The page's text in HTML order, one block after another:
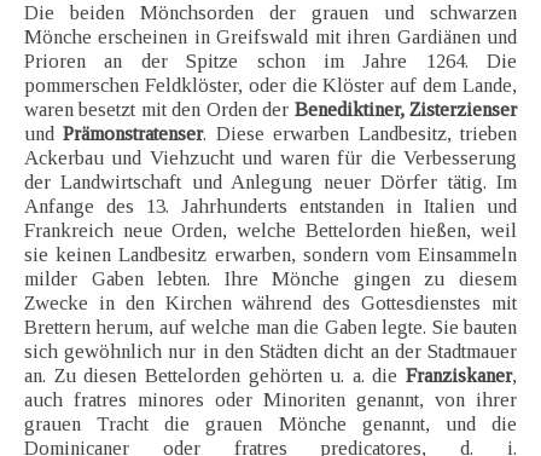
Die beiden Mönchsorden der grauen und schwarzen
Mönche erscheinen in Greifswald mit ihren Gardiänen und
Prioren an der Spitze schon im Jahre 1264. Die
pommerschen Feldklöster, oder die Klöster auf dem Lande,
waren besetzt mit den Orden der Benediktiner, Zisterzienser
undPrämonstratenser. Diese erwarben Landbesitz, trieben
Ackerbau und Viehzucht und waren für die Verbesserung
der Landwirtschaft und Anlegung neuer Dörfer tätig. Im
Anfange des 13. Jahrhunderts entstanden in Italien und
Frankreich neue Orden, welche Bettelorden hießen, weil
sie keinen Landbesitz erwarben, sondern vom Einsammeln
milder Gaben lebten. Ihre Mönche gingen zu diesem
Zwecke in den Kirchen während des Gottesdienstes mit
Brettern herum, auf welche man die Gaben legte. Sie bauten
sich gewöhnlich nur in den Städten dicht an der Stadtmauer
an. Zu diesen Bettelorden gehörten u. a. die Franziskaner,
auch fratres minores oder Minoriten genannt, von ihrer
grauen Tracht die grauen Mönche genannt, und die
Dominicaner oder fratres predicatores, d. i.